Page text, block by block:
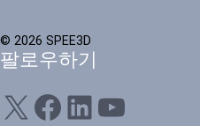
© 2026 SPEE3D
팔로우하기
X Facebook LinkedIn YouTube